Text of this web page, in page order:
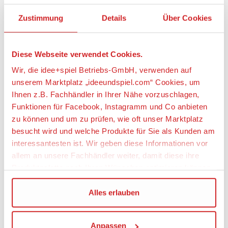
Zustimmung Details Über Cookies
Diese Webseite verwendet Cookies.
Wir, die idee+spiel Betriebs-GmbH, verwenden auf
unserem Marktplatz „ideeundspiel.com“ Cookies, um
Ihnen z.B. Fachhändler in Ihrer Nähe vorzuschlagen,
Funktionen für Facebook, Instagramm und Co anbieten
zu können und um zu prüfen, wie oft unser Marktplatz
besucht wird und welche Produkte für Sie als Kunden am
interessantesten ist. Wir geben diese Informationen vor
allem an unsere Fachhändler weiter, damit diese ihre
Wir verwenden den Google Tag Manager um weitere
Dienste einzubinden.
Alles erlauben
Anpassen
wiederzugeben.
Star Wars™: Rebellion bringt den epischen Konflikt
zwischen Imperium und Rebellenallianz an euren
entsendet eure Streitkräfte, um den geheimen
Stützpunkt der Rebellen auszulöschen. Oder vereint
die tapferen Freiheitskämpfer und besiegt eure
Feinde mit Guerillataktiken und Sabotage. Doch um
den Krieg der Sterne zu gewinnen, braucht es mehr
als nur Waffen und Technologie – es braucht
Helden. In geheimer Mission könnt ihr Luke
Skywalker zum Jedi ausbilden oder mithilfe von
Darth Vader Han Solo in Karbonit einfrieren. Nur so
wird es euch gelingen, euer Ziel zu erreichen und